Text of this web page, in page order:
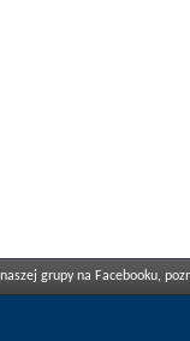
naszej grupy na Facebooku,